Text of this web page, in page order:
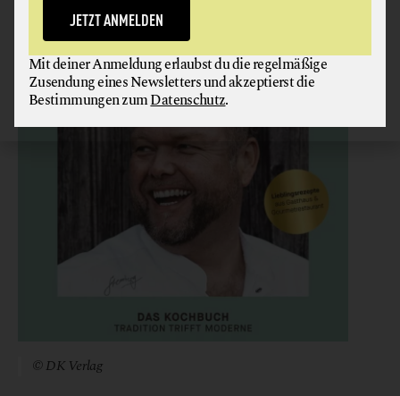
© DK Verlag
JETZT ANMELDEN
Mit deiner Anmeldung erlaubst du die regelmäßige
Zusendung eines Newsletters und akzeptierst die
Bestimmungen zumDatenschutz.